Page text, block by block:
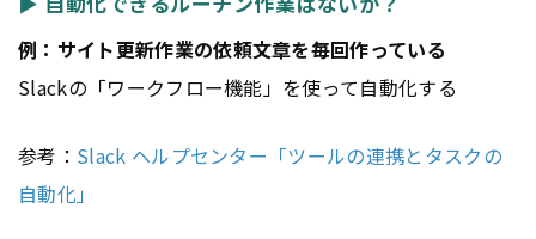
例：サイト更新作業の依頼文章を毎回作っている
Slackの「ワークフロー機能」を使って自動化する
参考： Slack ヘルプセンター「ツールの連携とタスクの
自動化」